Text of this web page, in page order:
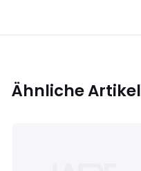
Ähnliche Artikel